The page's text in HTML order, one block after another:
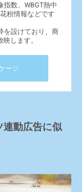
数、WBGT熱中
粉情報などです
を設けており、商
します。
ージ
連動広告に似